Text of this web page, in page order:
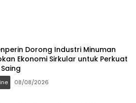
Dorong Industri Minuman
Ekonomi Sirkular untuk Perkuat
08/08/2026